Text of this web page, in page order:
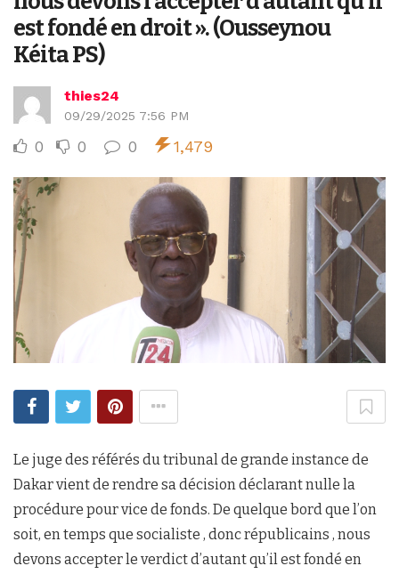
est fondé en droit ». (Ousseynou
Kéita PS)
thies24
09/29/2025 7:56 PM
0 0 0 1,479
Le juge des référés du tribunal de grande instance de
Dakar vient de rendre sa décision déclarant nulle la
procédure pour vice de fonds. De quelque bord que l’on
soit, en temps que socialiste , donc républicains , nous
devons accepter le verdict d’autant qu’il est fondé en